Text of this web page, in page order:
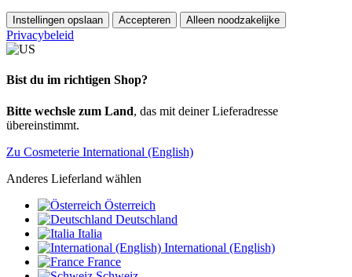
Instellingen opslaan Accepteren Alleen noodzakelijke
Privacybeleid
Bist du im richtigen Shop?
Bitte wechsle zum Land, das mit deiner Lieferadresse
übereinstimmt.
Zu Cosmeterie International (English)
Anderes Lieferland wählen
Österreich
Deutschland
Italia
International (English)
France